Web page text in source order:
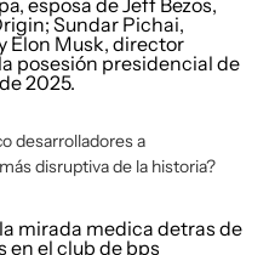
desarrolladores a
disruptiva de la historia?